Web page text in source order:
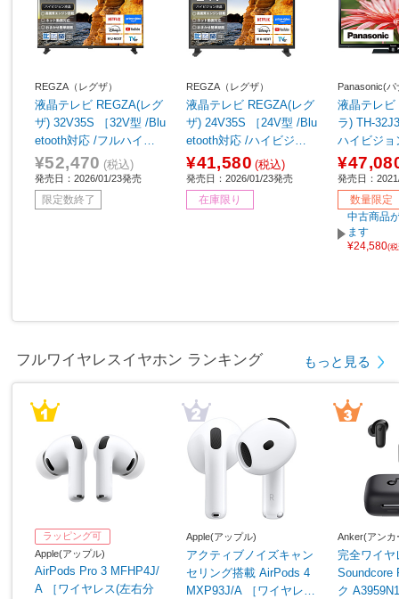
REGZA（レグザ）
液晶テレビ REGZA(レグ
ザ) 32V35S ［32V型 /Blu
etooth対応 /フルハイビ
ジョン /YouTube対応］
¥52,470 (税込)
発売日：2026/01/23発売
限定数終了
REGZA（レグザ）
液晶テレビ REGZA(レグ
ザ) 24V35S ［24V型 /Blu
etooth対応 /ハイビジョ
ン /YouTube対応］
¥41,580 (税込)
発売日：2026/01/23発売
在庫限り
Panasonic(
液晶テレ
ラ) TH-
ハイビジョ
発売日：
数量限定
中古商品
ます
¥24,580(
フルワイヤレスイヤホン ランキング もっと見る
ラッピング可
Apple(アップル)
AirPods Pro 3 MFHP4J/
A ［ワイヤレス(左右分
Apple(アップル)
アクティブノイズキャン
セリング搭載 AirPods 4
MXP93J/A ［ワイヤレス
Anker(アンカ
完全ワイ
Soundcore
ク